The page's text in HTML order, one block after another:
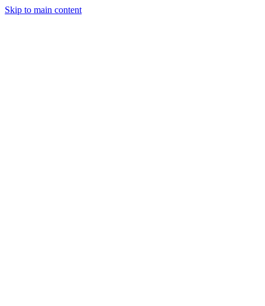
Skip to main content